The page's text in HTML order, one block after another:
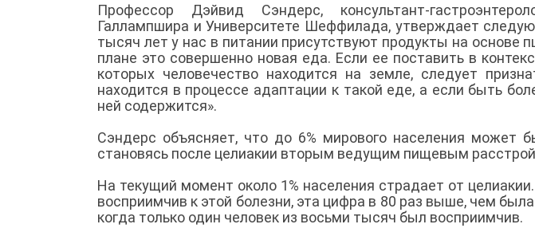
Профессор Дэйвид Сэндерс, консультант-
Галлампшира и Университете Шеффилада, утверждает
тысяч лет у нас в питании присутствуют продукты на основе
плане это совершенно новая еда. Если ее поставить в
которых человечество находится на земле, следует
находится в процессе адаптации к такой еде, а если быть
ней содержится».
Сэндерс объясняет, что до 6% мирового населения может
становясь после целиакии вторым ведущим пищевым
На текущий момент около 1% населения страдает от
восприимчив к этой болезни, эта цифра в 80 раз выше, чем
когда только один человек из восьми тысяч был восприимчив.